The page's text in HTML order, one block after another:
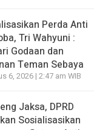
Perda Anti
Tri Wahyuni :
Godaan dan
Teman Sebaya
6, 2026 | 2:47 am WIB
Jaksa, DPRD
Sosialisasikan